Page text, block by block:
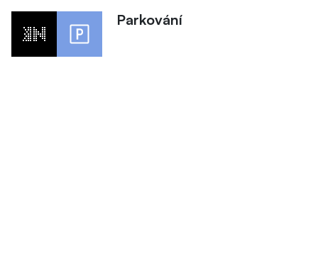
Parkování